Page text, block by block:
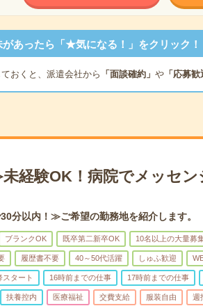
があったら「★気になる！」をクリック！
おくと、派遣会社から 「面談確約」 や「応募歓
経験OK！病院でメッセン
分以内！≫ご希望の勤務地を紹介します。
ブランクOK 既卒第二新卒OK 10名以上の大量募
履歴書不要 40～50代活躍 しゅふ歓迎
タート 16時前までの仕事 17時前までの仕事
扶養控内 医療福祉 交費支給 服装自由 週